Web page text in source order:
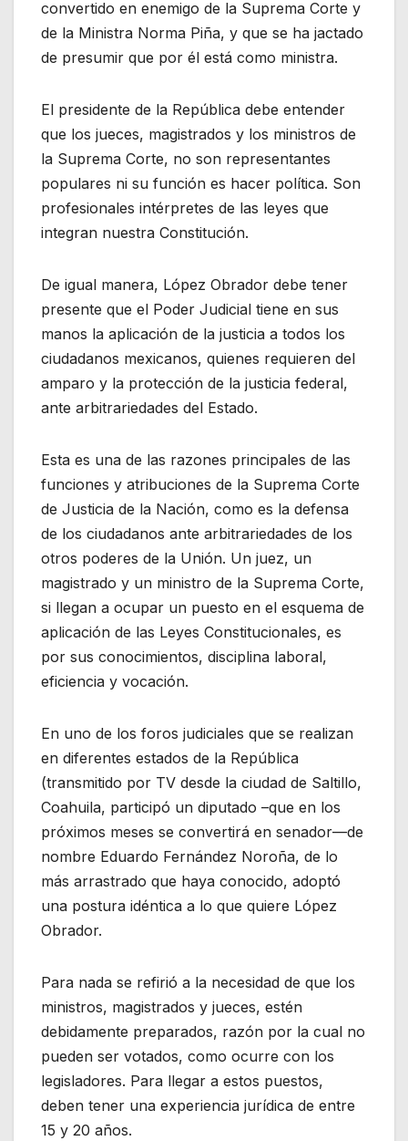
convertido en enemigo de la Suprema Corte y
de la Ministra Norma Piña, y que se ha jactado
de presumir que por él está como ministra.
El presidente de la República debe entender
que los jueces, magistrados y los ministros de
la Suprema Corte, no son representantes
populares ni su función es hacer política. Son
profesionales intérpretes de las leyes que
integran nuestra Constitución.
De igual manera, López Obrador debe tener
presente que el Poder Judicial tiene en sus
manos la aplicación de la justicia a todos los
ciudadanos mexicanos, quienes requieren del
amparo y la protección de la justicia federal,
ante arbitrariedades del Estado.
Esta es una de las razones principales de las
funciones y atribuciones de la Suprema Corte
de Justicia de la Nación, como es la defensa
de los ciudadanos ante arbitrariedades de los
otros poderes de la Unión. Un juez, un
magistrado y un ministro de la Suprema Corte,
si llegan a ocupar un puesto en el esquema de
aplicación de las Leyes Constitucionales, es
por sus conocimientos, disciplina laboral,
eficiencia y vocación.
En uno de los foros judiciales que se realizan
en diferentes estados de la República
(transmitido por TV desde la ciudad de Saltillo,
Coahuila, participó un diputado –que en los
próximos meses se convertirá en senador—de
nombre Eduardo Fernández Noroña, de lo
más arrastrado que haya conocido, adoptó
una postura idéntica a lo que quiere López
Obrador.
Para nada se refirió a la necesidad de que los
ministros, magistrados y jueces, estén
debidamente preparados, razón por la cual no
pueden ser votados, como ocurre con los
legisladores. Para llegar a estos puestos,
deben tener una experiencia jurídica de entre
15 y 20 años.